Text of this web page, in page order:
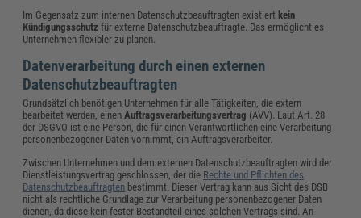
Im Gegensatz zum internen Datenschutzbeauftragten existiert kein
Kündigungsschutz für externe Datenschutzbeauftragte. Das ermöglicht es
Unternehmen flexibler zu planen.
Datenverarbeitung durch einen externen
Datenschutzbeauftragten
Grundsätzlich benötigen Unternehmen für alle Tätigkeiten, die extern
bearbeitet werden, einenAuftragsverarbeitungsvertrag (AVV). Laut Art. 28
der DSGVO ist eine Person, die für einen Verantwortlichen eine Verarbeitung
personenbezogener Daten vornimmt, ein Auftragsverarbeiter.
Zwischen Unternehmen und dem externen Datenschutzbeauftragten wird der
Dienstleistungsvertrag geschlossen, der die Rechte und Pflichten des
Datenschutzbeauftragten bestimmt. Dieser Vertrag kann aus Sicht des DSB
nicht als rechtliche Grundlage zur Verarbeitung personenbezogener Daten
dienen, da diese kein fester Bestandteil eines solchen Vertrags sind. An